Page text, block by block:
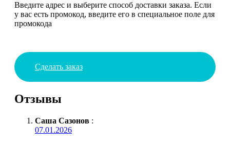
Введите адрес и выберите способ доставки заказа. Если
у вас есть промокод, введите его в специальное поле для
промокода
Сделать заказ
Отзывы
Саша Сазонов :
07.01.2026